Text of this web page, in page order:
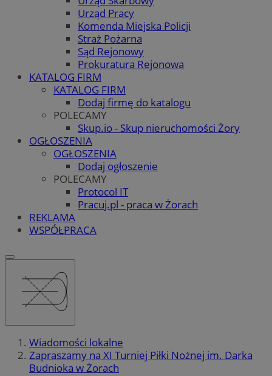
Urząd Pracy
Komenda Miejska Policji
Straż Pożarna
Sąd Rejonowy
Prokuratura Rejonowa
KATALOG FIRM
KATALOG FIRM
Dodaj firmę do katalogu
POLECAMY
Skup.io - Skup nieruchomości Żory
OGŁOSZENIA
OGŁOSZENIA
Dodaj ogłoszenie
POLECAMY
Protocol IT
Pracuj.pl - praca w Żorach
REKLAMA
WSPÓŁPRACA
Wiadomości lokalne
Zapraszamy na XI Turniej Piłki Nożnej im. Darka
Budnioka w Żorach